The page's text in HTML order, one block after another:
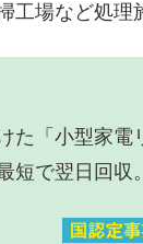
場など処理
た「小型家
短で翌日回収。